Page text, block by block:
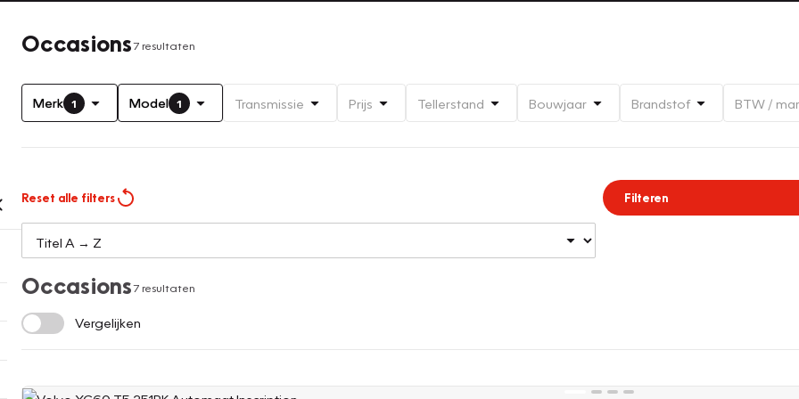
Occasions7 resultaten
Merk 1 Model 1 Transmissie Prijs Tellerstand Bouwjaar Brandstof BTW /
Reset alle filters Filteren
Occasions7 resultaten
Vergelijken